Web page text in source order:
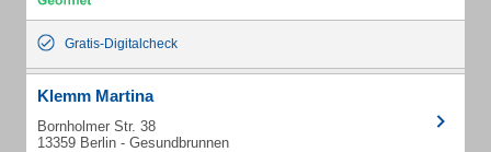
Gratis-Digitalcheck
Klemm Martina
Bornholmer Str. 38
13359 Berlin - Gesundbrunnen